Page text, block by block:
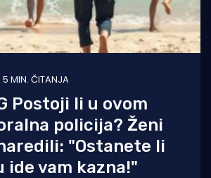
5 MIN. ČITANJA
Postoji li u ovom
policija? Ženi
"Ostanete li
ide vam kazna!"